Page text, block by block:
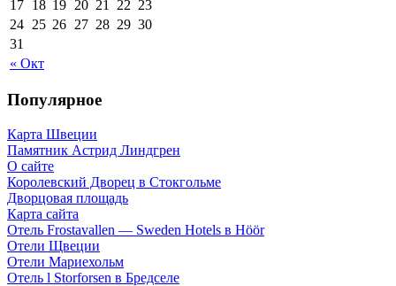
« Окт
17 18 19 20 21 22 23
24 25 26 27 28 29 30
31
Популярное
Карта Швеции
Памятник Астрид Линдгрен
О сайте
Королевский Дворец в Стокгольме
Дворцовая площадь
Карта сайта
Отель Frostavallen — Sweden Hotels в Höör
Отели Щвеции
Отели Мариехольм
Отель l Storforsen в Бредселе